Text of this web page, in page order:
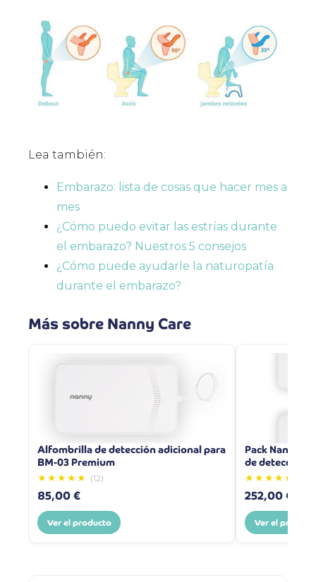
Lea también:
Embarazo: lista de cosas que hacer mes a
mes
¿Cómo puedo evitar las estrías durante
el embarazo? Nuestros 5 consejos
¿Cómo puede ayudarle la naturopatía
durante el embarazo?
Más sobre Nanny Care
Alfombrilla de detección adicional para
BM-03 Premium
★★★★★ (12)
85,00 €
Ver el producto
Pack Nanny
de detección
★★★★★
252,00 €
Ver el